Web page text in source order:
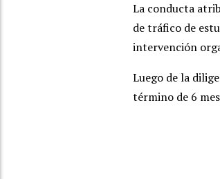
La conducta
de tráfico de
intervención
Luego de la
término de 6